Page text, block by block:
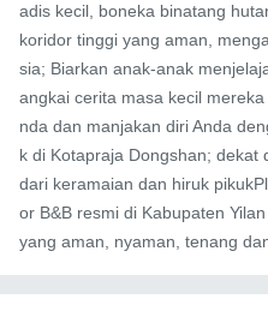
adis kecil, boneka binatang
koridor tinggi yang aman,
sia; Biarkan anak-anak
angkai cerita masa kecil
nda dan manjakan diri Anda
k di Kotapraja Dongshan; dekat
dari keramaian dan hiruk
or B&B resmi di Kabupaten
yang aman, nyaman, tenang